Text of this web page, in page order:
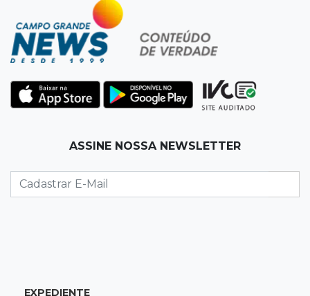
Chapadão do Sul
Homem é baleado após apontar revólver para
policiais militares
22:42Resumão
Palmeiras e Vasco confirmam vagas nas
Eleitorado aprova teste da urna, mas diz que
colinha será "fundamental"
ASSINE NOSSA NEWSLETTER
EXPEDIENTE